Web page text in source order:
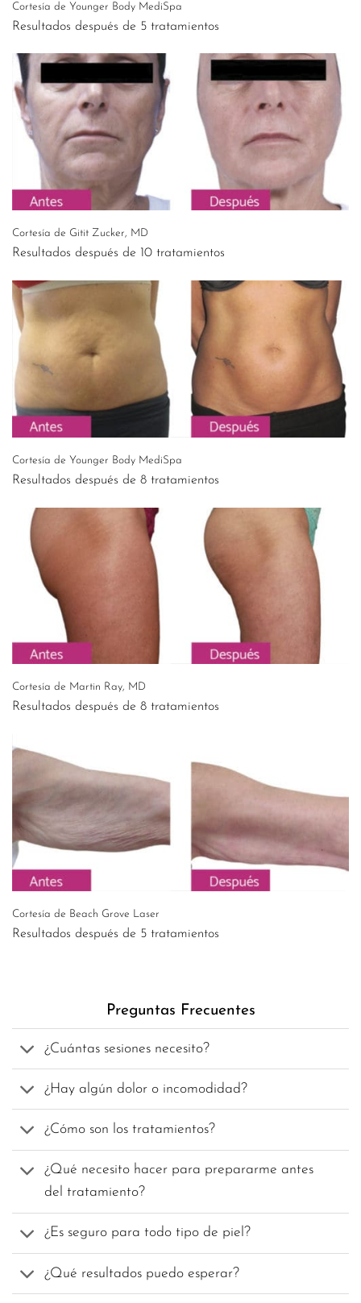
Cortesía de Younger Body MediSpa
Resultados después de 5 tratamientos
Cortesía de Gitit Zucker, MD
Resultados después de 10 tratamientos
Cortesía de Younger Body MediSpa
Resultados después de 8 tratamientos
Cortesía de Martin Ray, MD
Resultados después de 8 tratamientos
Cortesía de Beach Grove Laser
Resultados después de 5 tratamientos
Preguntas Frecuentes
¿Cuántas sesiones necesito?
¿Hay algún dolor o incomodidad?
¿Cómo son los tratamientos?
¿Qué necesito hacer para prepararme antes
del tratamiento?
¿Es seguro para todo tipo de piel?
¿Qué resultados puedo esperar?